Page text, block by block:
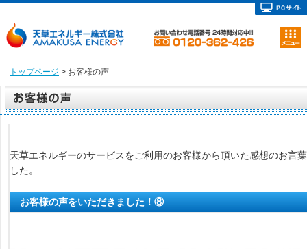
トップページ > お客様の声
天草エネルギーのサービスをご利用のお客様から頂いた感想のお言
した。
お客様の声をいただきました！⑧